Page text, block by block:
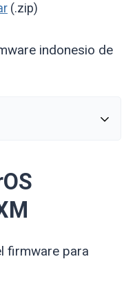
(.zip)
indonesio de
firmware para